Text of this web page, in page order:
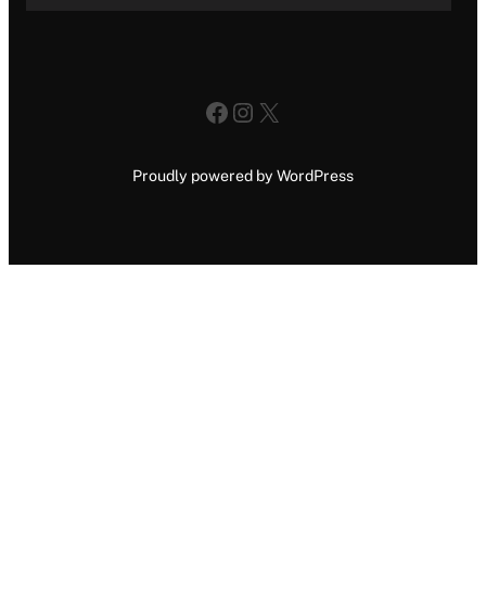
Facebook
Instagram
X
Proudly powered by WordPress